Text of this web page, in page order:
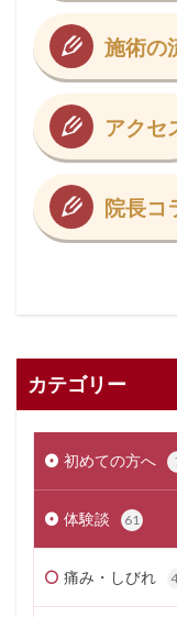
施術の
アクセ
院長コ
カテゴリー
初めての方へ
体験談 61
痛み・しびれ